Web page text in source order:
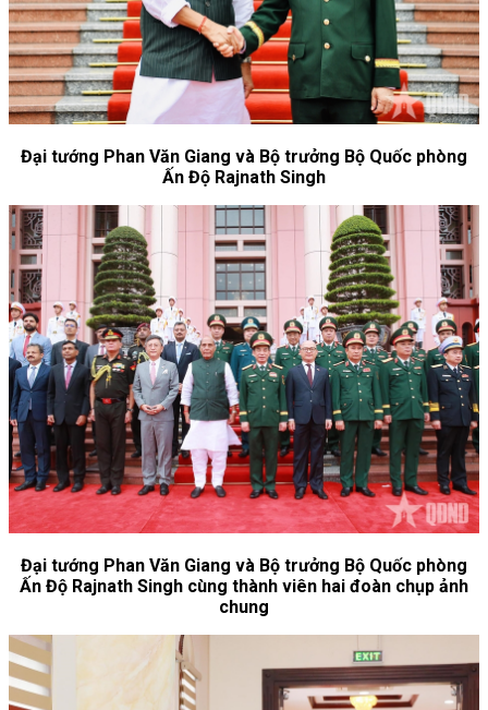
Đại tướng Phan Văn Giang và Bộ trưởng Bộ Quốc phòng
Ấn Độ Rajnath Singh
Đại tướng Phan Văn Giang và Bộ trưởng Bộ Quốc phòng
Ấn Độ Rajnath Singh cùng thành viên hai đoàn chụp ảnh
chung